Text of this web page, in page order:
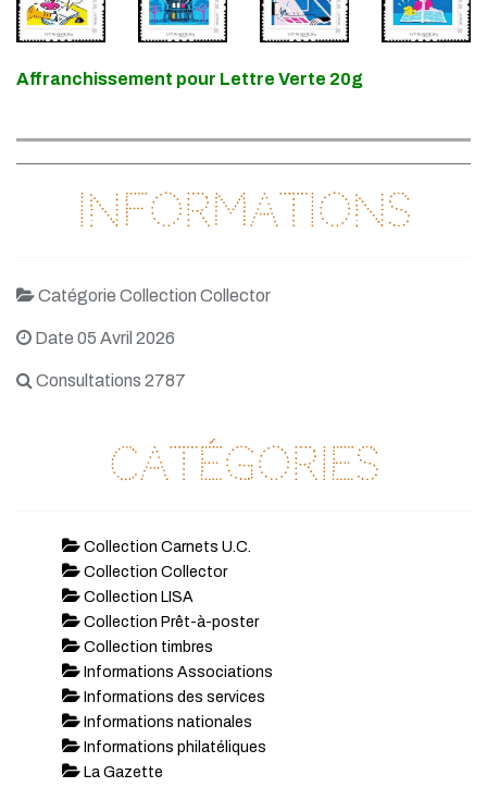
Affranchissement pour Lettre Verte 20g
Informations
Catégorie Collection Collector
Date 05 Avril 2026
Consultations 2787
Catégories
Collection Carnets U.C.
Collection Collector
Collection LISA
Collection Prêt-à-poster
Collection timbres
Informations Associations
Informations des services
Informations nationales
Informations philatéliques
La Gazette